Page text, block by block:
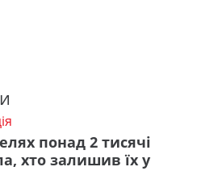
понад 2 тисячі
хто залишив їх у